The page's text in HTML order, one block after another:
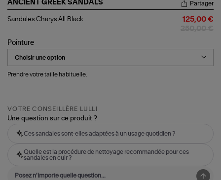
ANCIENT GREEK SANDALS
Sandales
Black
Partager
Sandales Charys All Black 125,00 €
Pointure
Prendre votre taille habituelle.
VOTRE CONSEILLÈRE LULLI
Une question sur ce produit ?
Ces sandales sont-elles adaptées à un usage quotidien ?
Quelle est la procédure de nettoyage recommandée pour ces
sandales en cuir ?